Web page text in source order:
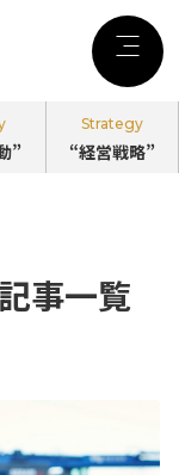
”
Strategy
“経営戦略”
事一覧